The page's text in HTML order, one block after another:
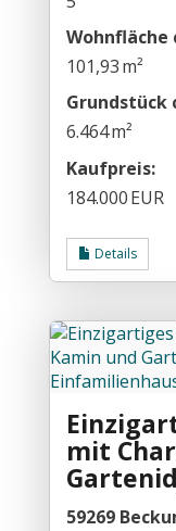
Wohnfläche
101,93 m²
Grund­stück
6.464 m²
Kaufpreis:
184.000 EUR
Details
mit
59269